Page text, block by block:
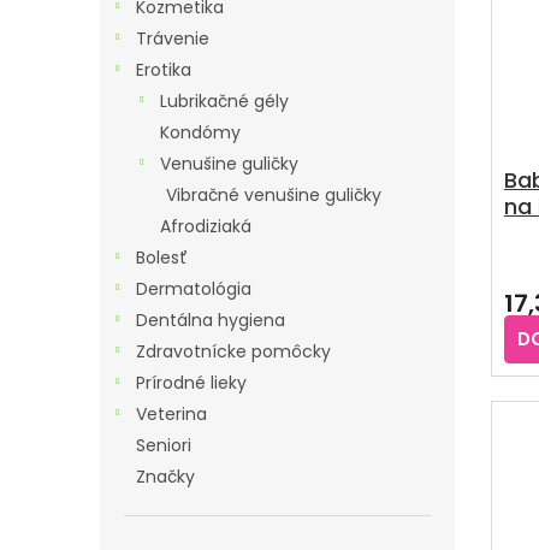
Kozmetika
Trávenie
Erotika
Lubrikačné gély
Kondómy
Venušine guličky
Vibračné venušine guličky
Afrodiziaká
Bolesť
Dermatológia
Dentálna hygiena
Zdravotnícke pomôcky
Prírodné lieky
Veterina
Seniori
Značky
na